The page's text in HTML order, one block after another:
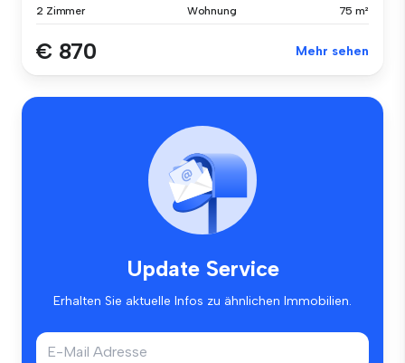
2 Zimmer Wohnung 75 m²
€ 870 Mehr sehen
Update Service
Erhalten Sie aktuelle Infos zu ähnlichen Immobilien.